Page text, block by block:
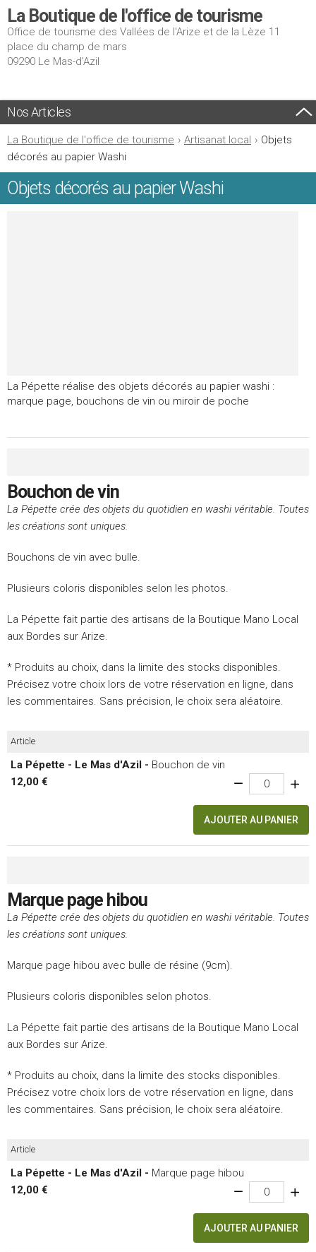
La Boutique de l'office de tourisme
Office de tourisme des Vallées de l'Arize et de la Lèze 11
place du champ de mars
09290 Le Mas-d'Azil
Nos Articles
La Boutique de l'office de tourisme › Artisanat local › Objets
décorés au papier Washi
Objets décorés au papier Washi
La Pépette réalise des objets décorés au papier washi :
marque page, bouchons de vin ou miroir de poche
Bouchon de vin
La Pépette crée des objets du quotidien en washi véritable. Toutes
les créations sont uniques.
Bouchons de vin avec bulle.
Plusieurs coloris disponibles selon les photos.
La Pépette fait partie des artisans de la Boutique Mano Local
aux Bordes sur Arize.
* Produits au choix, dans la limite des stocks disponibles.
Précisez votre choix lors de votre réservation en ligne, dans
les commentaires. Sans précision, le choix sera aléatoire.
Article
La Pépette - Le Mas d'Azil - Bouchon de vin
12,00 €
AJOUTER AU PANIER
Marque page hibou
La Pépette crée des objets du quotidien en washi véritable. Toutes
les créations sont uniques.
Marque page hibou avec bulle de résine (9cm).
Plusieurs coloris disponibles selon photos.
La Pépette fait partie des artisans de la Boutique Mano Local
aux Bordes sur Arize.
* Produits au choix, dans la limite des stocks disponibles.
Précisez votre choix lors de votre réservation en ligne, dans
les commentaires. Sans précision, le choix sera aléatoire.
Article
La Pépette - Le Mas d'Azil - Marque page hibou
12,00 €
AJOUTER AU PANIER